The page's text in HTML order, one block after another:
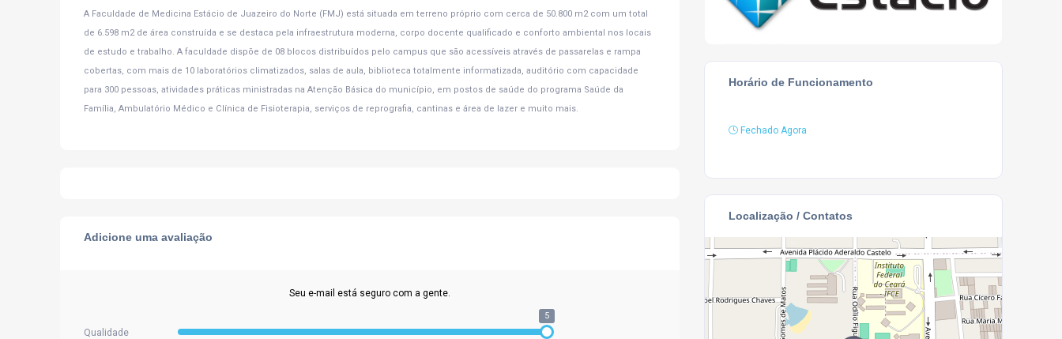
A Faculdade de Medicina Estácio de Juazeiro do Norte (FMJ) está situada em terreno próprio com cerca de 50.800 m2 com um total
de 6.598 m2 de área construída e se destaca pela infraestrutura moderna, corpo docente qualificado e conforto ambiental nos locais
de estudo e trabalho. A faculdade dispõe de 08 blocos distribuídos pelo campus que são acessíveis através de passarelas e rampa
cobertas, com mais de 10 laboratórios climatizados, salas de aula, biblioteca totalmente informatizada, auditório com capacidade
para 300 pessoas, atividades práticas ministradas na Atenção Básica do município, em postos de saúde do programa Saúde da
Família, Ambulatório Médico e Clínica de Fisioterapia, serviços de reprografia, cantinas e área de lazer e muito mais.
Adicione uma avaliação
Seu e-mail está seguro com a gente.
Qualidade
5
Horário de Funcionamento
Fechado Agora
Localização / Contatos